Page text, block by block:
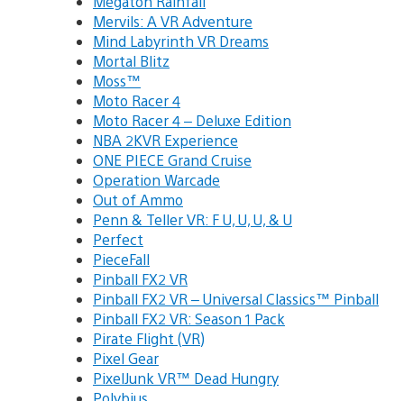
Mervils: A VR Adventure
Mind Labyrinth VR Dreams
Mortal Blitz
Moss™
Moto Racer 4
Moto Racer 4 – Deluxe Edition
NBA 2KVR Experience
ONE PIECE Grand Cruise
Operation Warcade
Out of Ammo
Penn & Teller VR: F U, U, U, & U
Perfect
PieceFall
Pinball FX2 VR
Pinball FX2 VR – Universal Classics™ Pinball
Pinball FX2 VR: Season 1 Pack
Pirate Flight (VR)
Pixel Gear
PixelJunk VR™ Dead Hungry